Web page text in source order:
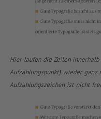
Hier laufen die Zeilen
Aufzählungspunkt) wieder ganz
Aufzählungszeichen ist nicht